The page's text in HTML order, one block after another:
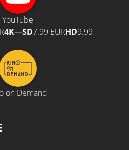
YouTube
4K—SD7.99 EURHD9.99
on Demand